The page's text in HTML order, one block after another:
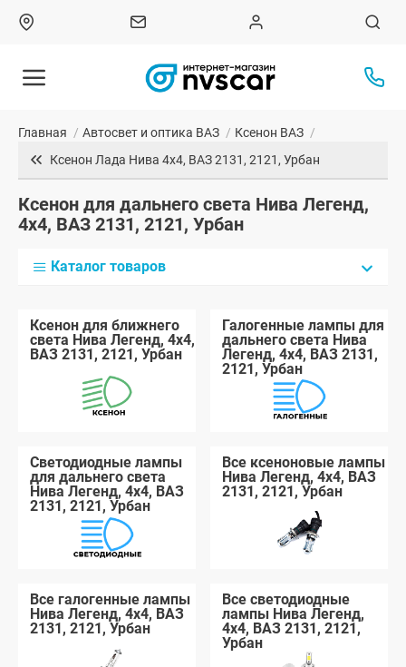
Главная / Автосвет и оптика ВАЗ / Ксенон ВАЗ /
Ксенон Лада Нива 4x4, ВАЗ 2131, 2121, Урбан
Ксенон для дальнего света Нива Легенд,
4x4, ВАЗ 2131, 2121, Урбан
Каталог товаров
Ксенон для ближнего
света Нива Легенд, 4x4,
ВАЗ 2131, 2121, Урбан
Галогенные лампы для
дальнего света Нива
Легенд, 4x4, ВАЗ 2131,
2121, Урбан
Светодиодные лампы
для дальнего света
Нива Легенд, 4x4, ВАЗ
2131, 2121, Урбан
Все ксеноновые лампы
Нива Легенд, 4x4, ВАЗ
2131, 2121, Урбан
Все галогенные лампы
Нива Легенд, 4x4, ВАЗ
2131, 2121, Урбан
Все светодиодные
лампы Нива Легенд,
4x4, ВАЗ 2131, 2121,
Урбан